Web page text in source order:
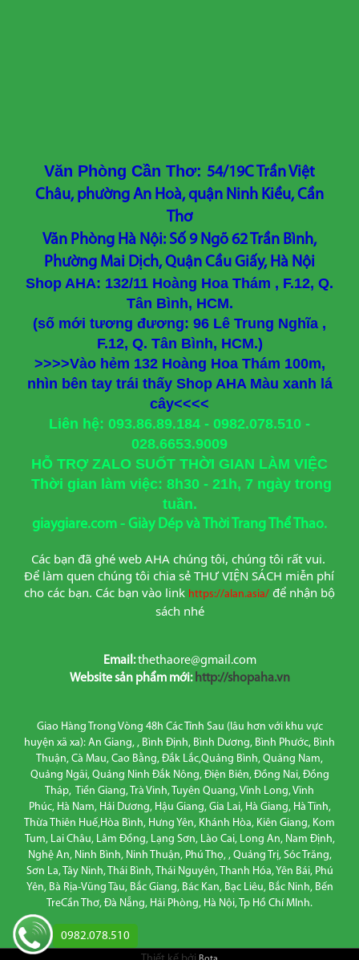
0982.078.510
Văn Phòng Cần Thơ: 54/19C Trần Việt
Châu, phường An Hoà, quận Ninh Kiều, Cần
Thơ
Văn Phòng Hà Nội: Số 9 Ngõ 62 Trần Bình,
Phường Mai Dịch, Quận Cầu Giấy, Hà Nội
Shop AHA: 132/11 Hoàng Hoa Thám , F.12, Q.
Tân Bình, HCM.
(số mới tương đương: 96 Lê Trung Nghĩa ,
F.12, Q. Tân Bình, HCM.)
>>>>Vào hẻm 132 Hoàng Hoa Thám 100m,
nhìn bên tay trái thấy Shop AHA Màu xanh lá
cây<<<<
Liên hệ: 093.86.89.184 - 0982.078.510 -
028.6653.9009
HỖ TRỢ ZALO SUỐT THỜI GIAN LÀM VIỆC
Thời gian làm việc: 8h30 - 21h, 7 ngày trong
tuần.
giaygiare.com - Giày Dép và Thời Trang Thể Thao.
Các bạn đã ghé web AHA chúng tôi, chúng tôi rất vui.
Để làm quen chúng tôi chia sẻ THƯ VIỆN SÁCH miễn phí
cho các bạn. Các bạn vào link https://alan.asia/ để nhận bộ
sách nhé
Email:thethaore@gmail.com
Website sản phẩm mới: http://shopaha.vn
Giao Hàng Trong Vòng 48h Các Tỉnh Sau (lâu hơn với khu vực
huyện xã xa): An Giang, , Bình Định, Bình Dương, Bình Phước, Bình
Thuận, Cà Mau, Cao Bằng, Đắk Lắc,Quảng Bình, Quảng Nam,
Quảng Ngãi, Quảng Ninh Đắk Nông, Điện Biên, Đồng Nai, Đồng
Tháp, Tiền Giang, Trà Vinh, Tuyên Quang, Vĩnh Long, Vĩnh
Phúc, Hà Nam, Hải Dương, Hậu Giang, Gia Lai, Hà Giang, Hà Tĩnh,
Thừa Thiên Huế,Hòa Bình, Hưng Yên, Khánh Hòa, Kiên Giang, Kom
Tum, Lai Châu, Lâm Đồng, Lạng Sơn, Lào Cai, Long An, Nam Định,
Nghệ An, Ninh Bình, Ninh Thuận, Phú Thọ, , Quảng Trị, Sóc Trăng,
Sơn La, Tây Ninh, Thái Bình, Thái Nguyên, Thanh Hóa, Yên Bái, Phú
Yên, Bà Rịa-Vũng Tàu, Bắc Giang, Bác Kan, Bạc Liêu, Bắc Ninh, Bến
TreCần Thơ, Đà Nẵng, Hải Phòng, Hà Nội, Tp Hồ Chí MInh.